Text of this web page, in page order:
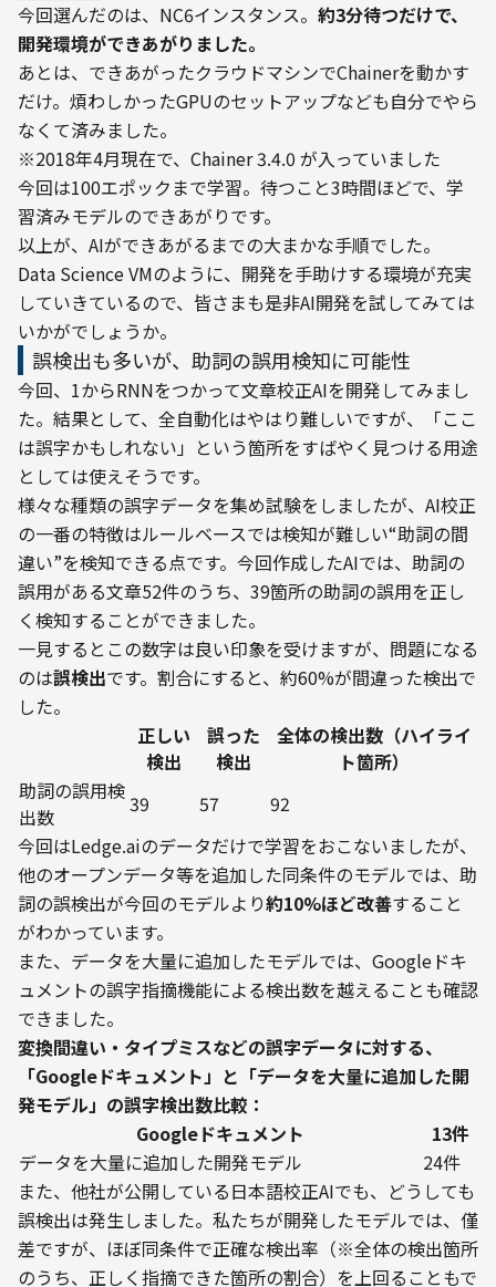
今回選んだのは、NC6インスタンス。 約3分待つだけで、
開発環境ができあがりました。
あとは、できあがったクラウドマシンでChainerを動かす
だけ。煩わしかったGPUのセットアップなども自分でやら
なくて済みました。
※2018年4月現在で、Chainer 3.4.0 が入っていました
今回は100エポックまで学習。待つこと3時間ほどで、学
習済みモデルのできあがりです。
以上が、AIができあがるまでの大まかな手順でした。
Data Science VMのように、開発を手助けする環境が充実
していきているので、皆さまも是非AI開発を試してみては
いかがでしょうか。
誤検出も多いが、助詞の誤用検知に可能性
今回、1からRNNをつかって文章校正AIを開発してみまし
た。結果として、全自動化はやはり難しいですが、「ここ
は誤字かもしれない」という箇所をすばやく見つける用途
としては使えそうです。
様々な種類の誤字データを集め試験をしましたが、AI校正
の一番の特徴はルールベースでは検知が難しい“助詞の間
違い”を検知できる点です。今回作成したAIでは、助詞の
誤用がある文章52件のうち、39箇所の助詞の誤用を正し
く検知することができました。
一見するとこの数字は良い印象を受けますが、問題になる
のは誤検出です。割合にすると、約60%が間違った検出で
した。
正しい
検出
誤った
検出
全体の検出数（ハイライ
ト箇所）
助詞の誤用検
出数
39 57
92
今回はLedge.aiのデータだけで学習をおこないましたが、
他のオープンデータ等を追加した同条件のモデルでは、助
詞の誤検出が今回のモデルより約10%ほど改善すること
がわかっています。
また、データを大量に追加したモデルでは、Googleドキ
ュメントの誤字指摘機能による検出数を越えることも確認
できました。
変換間違い・タイプミスなどの誤字データに対する、
「Googleドキュメント」と「データを大量に追加した開
発モデル」の誤字検出数比較：
Googleドキュメント
13件
データを大量に追加した開発モデル
24件
また、他社が公開している日本語校正AIでも、どうしても
誤検出は発生しました。私たちが開発したモデルでは、僅
差ですが、ほぼ同条件で正確な検出率（※全体の検出箇所
のうち、正しく指摘できた箇所の割合）を上回ることもで